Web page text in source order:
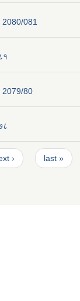
2080/081
2079/80
› last »